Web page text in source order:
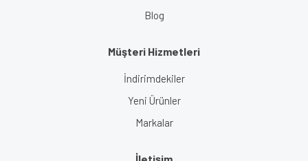
Blog
Müşteri Hizmetleri
İndirimdekiler
Yeni Ürünler
Markalar
İletişim